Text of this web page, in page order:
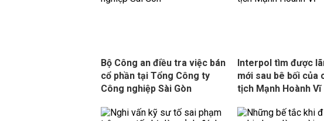
Bộ Công an điều tra việc bán
cổ phần tại Tổng Công ty
Công nghiệp Sài Gòn
Interpol tìm được
mới sau bê bối của
tịch Mạnh Hoành Vĩ